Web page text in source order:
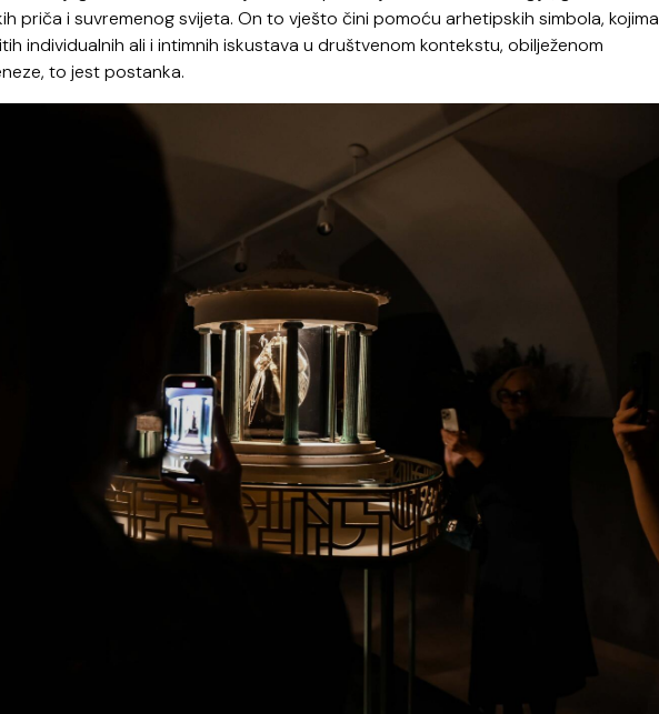
priča i suvremenog svijeta. On to vješto čini pomoću arhetipskih simbola, kojima
individualnih ali i intimnih iskustava u društvenom kontekstu, obilježenom
to jest postanka.